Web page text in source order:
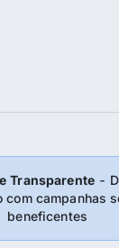
Transparente -
com campanhas
beneficentes